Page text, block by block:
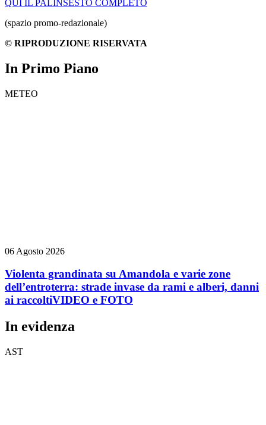
QUI IL PALINSESTO COMPLETO
(spazio promo-redazionale)
© RIPRODUZIONE RISERVATA
In Primo Piano
METEO
06 Agosto 2026
Violenta grandinata su Amandola e varie zone
dell’entroterra: strade invase da rami e alberi, danni
ai raccoltiVIDEO e FOTO
In evidenza
AST